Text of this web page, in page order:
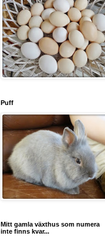
Puff
Mitt gamla växthus som numera
inte finns kvar...